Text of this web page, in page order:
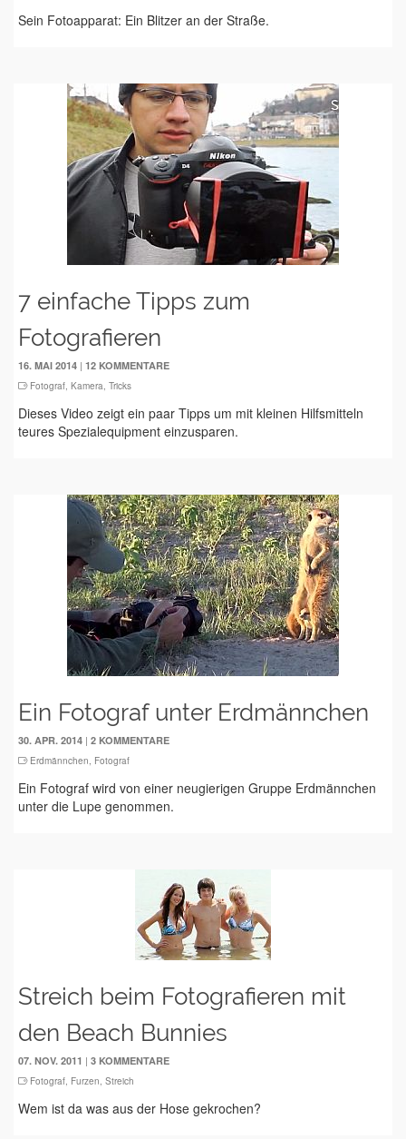
Sein Fotoapparat: Ein Blitzer an der Straße.
7 einfache Tipps zum
Fotografieren
16. MAI 2014 | 12 KOMMENTARE
Fotograf, Kamera, Tricks
Dieses Video zeigt ein paar Tipps um mit kleinen Hilfsmitteln
teures Spezialequipment einzusparen.
Ein Fotograf unter Erdmännchen
30. APR. 2014 | 2 KOMMENTARE
Erdmännchen, Fotograf
Ein Fotograf wird von einer neugierigen Gruppe Erdmännchen
unter die Lupe genommen.
Streich beim Fotografieren mit
den Beach Bunnies
07. NOV. 2011 | 3 KOMMENTARE
Fotograf, Furzen, Streich
Wem ist da was aus der Hose gekrochen?